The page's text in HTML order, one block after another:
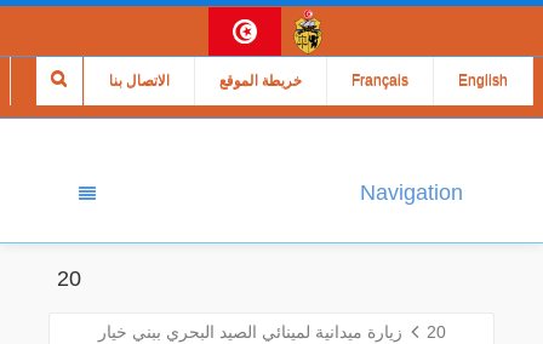
الاتصال بنا خريطة الموقع Français English
Navigation
20
20
زيارة ميدانية لمينائي الصيد البحري ببني خيار